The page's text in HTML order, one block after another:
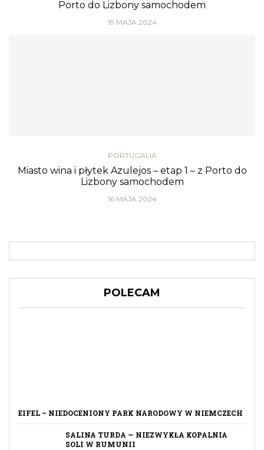
Porto do Lizbony samochodem
19 MAJA 2024
PORTUGALIA
Miasto wina i płytek Azulejos – etap 1 – z Porto do
Lizbony samochodem
16 MAJA 2024
POLECAM
EIFEL – NIEDOCENIONY PARK NARODOWY W NIEMCZECH
SALINA TURDA — NIEZWYKŁA KOPALNIA
SOLI W RUMUNII